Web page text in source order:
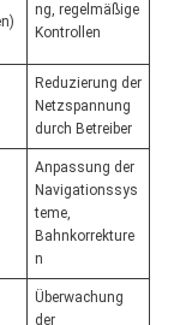
ng, regelmäßige
Kontrollen
Reduzierung der
Netzspannung
durch Betreiber
Anpassung der
Navigationssys
teme,
Bahnkorrekture
n
Überwachung
der